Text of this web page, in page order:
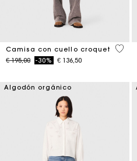
Camisa con cuello croquet
Price reduced from
€ 195,00to-30% € 136,50
4,1
Algodón orgánico